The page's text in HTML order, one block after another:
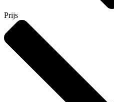
Prijs